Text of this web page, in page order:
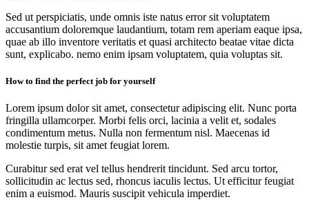
Sed ut perspiciatis, unde omnis iste natus error sit voluptatem
accusantium doloremque laudantium, totam rem aperiam eaque ipsa,
quae ab illo inventore veritatis et quasi architecto beatae vitae dicta
sunt, explicabo. nemo enim ipsam voluptatem, quia voluptas sit.
How to find the perfect job for yourself
Lorem ipsum dolor sit amet, consectetur adipiscing elit. Nunc porta
fringilla ullamcorper. Morbi felis orci, lacinia a velit et, sodales
condimentum metus. Nulla non fermentum nisl. Maecenas id
molestie turpis, sit amet feugiat lorem.
Curabitur sed erat vel tellus hendrerit tincidunt. Sed arcu tortor,
sollicitudin ac lectus sed, rhoncus iaculis lectus. Ut efficitur feugiat
enim a euismod. Mauris suscipit vehicula imperdiet.